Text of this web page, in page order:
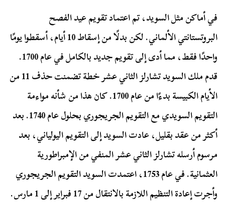
في أماكن مثل السويد، تم اعتماد تقويم عيد الفصح
البروتستانتي الألماني. لكن بدلًا من إسقاط 10 أيام، أسقطوا يومًا
واحدًا فقط، مما أدى إلى تقويم جديد بالكامل في عام 1700.
قدم ملك السويد تشارلز الثاني عشر خطة تضمنت حذف 11 من
الأيام الكبيسة بدءًا من عام 1700. كان هذا من شأنه مواءمة
التقويم السويدي مع التقويم الجريجوري بحلول عام 1740. بعد
أكثر من عقد بقليل، عادت السويد إلى التقويم اليولياني، بعد
مرسوم أرسله تشارلز الثاني عشر المنفي من الإمبراطورية
العثمانية. في عام 1753، اعتمدت السويد التقويم الجريجوري
وأجرت إعادة التنظيم اللازمة بالانتقال من 17 فبراير إلى 1 مارس.